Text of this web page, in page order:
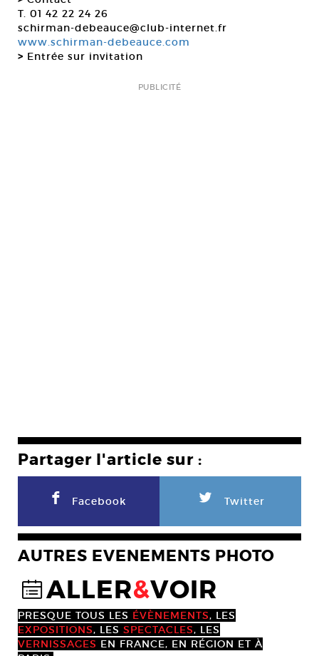
T. 01 42 22 24 26
schirman-debeauce@club-internet.fr
www.schirman-debeauce.com
> Entrée sur invitation
PUBLICITÉ
Partager l'article sur :
F Facebook L Twitter
AUTRES EVENEMENTS PHOTO
@ALLER&VOIR
PRESQUE TOUS LES ÉVÈNEMENTS, LES
EXPOSITIONS, LES SPECTACLES, LES
VERNISSAGES EN FRANCE, EN RÉGION ET À